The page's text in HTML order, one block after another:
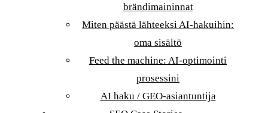
brändimaininnat
Miten päästä lähteeksi AI-hakuihin:
oma sisältö
Feed the machine: AI-optimointi
prosessini
AI haku / GEO-asiantuntija